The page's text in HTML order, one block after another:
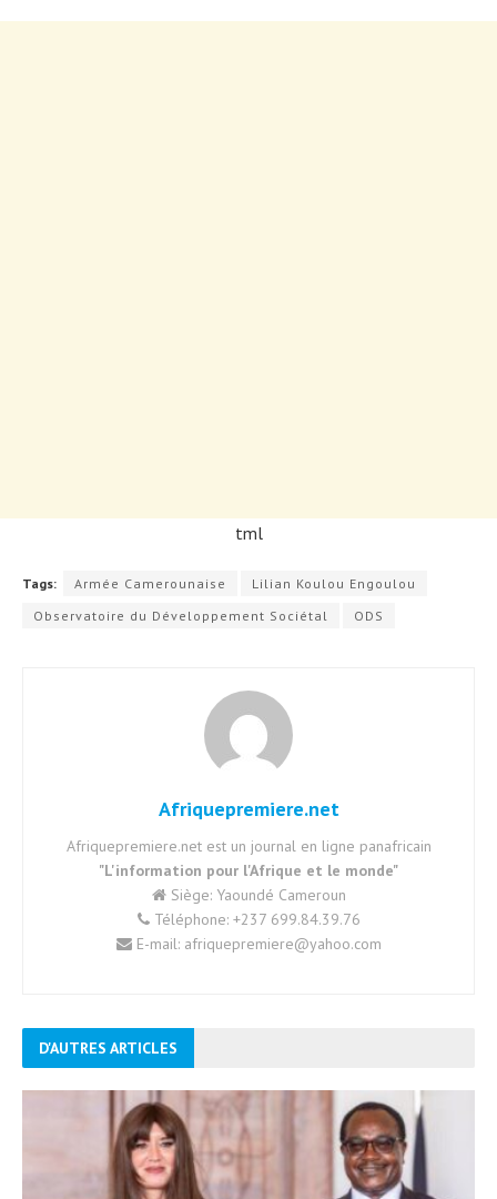
tml
Tags: Armée Camerounaise
Lilian Koulou Engoulou
Observatoire du Développement Sociétal
ODS
Afriquepremiere.net
Afriquepremiere.net est un journal en ligne panafricain
"L'information pour l'Afrique et le monde"
Siège: Yaoundé Cameroun
Téléphone: +237 699.84.39.76
E-mail: afriquepremiere@yahoo.com
D'AUTRES ARTICLES